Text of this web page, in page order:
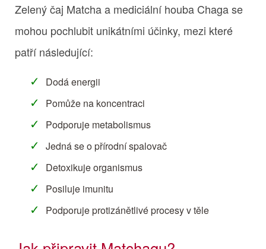
Zelený čaj Matcha a mediciální houba Chaga se
mohou pochlubit unikátními účinky, mezi které
patří následující:
Dodá energii
Pomůže na koncentraci
Podporuje metabolismus
Jedná se o přírodní spalovač
Detoxikuje organismus
Posiluje imunitu
Podporuje protizánětlivé procesy v těle